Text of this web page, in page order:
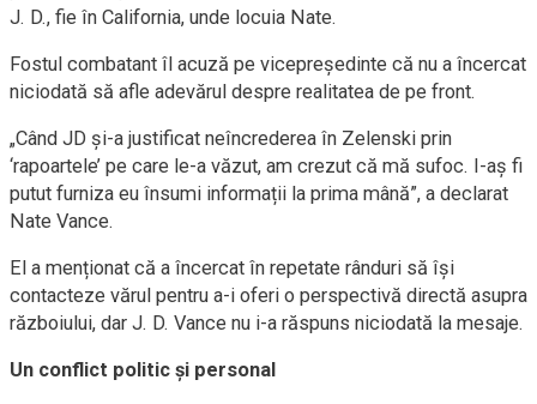
J. D., fie în California, unde locuia Nate.
Fostul combatant îl acuză pe vicepreședinte că nu a încercat
niciodată să afle adevărul despre realitatea de pe front.
„Când JD și-a justificat neîncrederea în Zelenski prin
‘rapoartele’ pe care le-a văzut, am crezut că mă sufoc. I-aș fi
putut furniza eu însumi informații la prima mână”, a declarat
Nate Vance.
El a menționat că a încercat în repetate rânduri să își
contacteze vărul pentru a-i oferi o perspectivă directă asupra
războiului, dar J. D. Vance nu i-a răspuns niciodată la mesaje.
Un conflict politic și personal